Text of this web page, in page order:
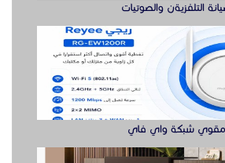
مصانع الأبواب الخشبية